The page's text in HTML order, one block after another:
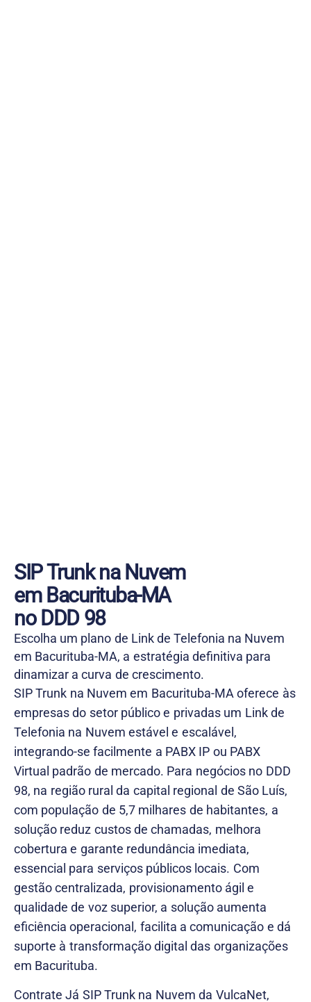
SIP Trunk na Nuvem
em Bacurituba-MA
no DDD 98
Escolha um plano de Link de Telefonia na Nuvem
em Bacurituba-MA, a estratégia definitiva para
dinamizar a curva de crescimento.
SIP Trunk na Nuvem em Bacurituba-MA oferece às
empresas do setor público e privadas um Link de
Telefonia na Nuvem estável e escalável,
integrando-se facilmente a PABX IP ou PABX
Virtual padrão de mercado. Para negócios no DDD
98, na região rural da capital regional de São Luís,
com população de 5,7 milhares de habitantes, a
solução reduz custos de chamadas, melhora
cobertura e garante redundância imediata,
essencial para serviços públicos locais. Com
gestão centralizada, provisionamento ágil e
qualidade de voz superior, a solução aumenta
eficiência operacional, facilita a comunicação e dá
suporte à transformação digital das organizações
em Bacurituba.
Contrate Já SIP Trunk na Nuvem da VulcaNet,